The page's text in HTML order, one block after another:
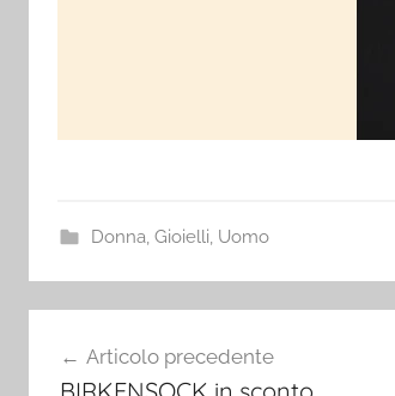
Donna Gioielli Uomo
articoli
Articolo precedente